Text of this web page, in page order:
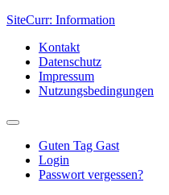
SiteCurr: Information
Kontakt
Datenschutz
Impressum
Nutzungsbedingungen
Guten Tag Gast
Login
Passwort vergessen?